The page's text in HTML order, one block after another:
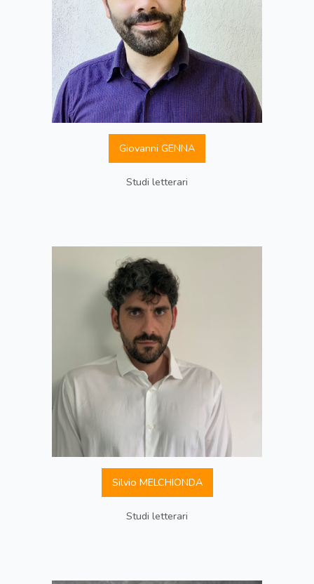
Giovanni GENNA
Studi letterari
Silvio MELCHIONDA
Studi letterari